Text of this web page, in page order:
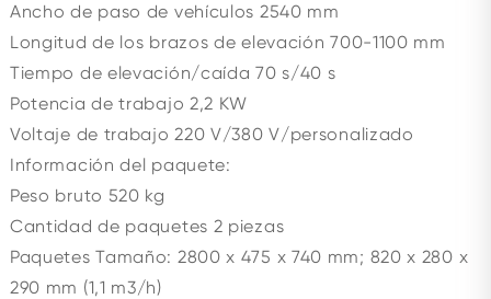
Ancho de paso de vehículos 2540 mm
Longitud de los brazos de elevación 700-1100 mm
Tiempo de elevación/caída 70 s/40 s
Potencia de trabajo 2,2 KW
Voltaje de trabajo 220 V/380 V/personalizado
Información del paquete:
Peso bruto 520 kg
Cantidad de paquetes 2 piezas
Paquetes Tamaño: 2800 x 475 x 740 mm; 820 x 280 x
290 mm (1,1 m3/h)